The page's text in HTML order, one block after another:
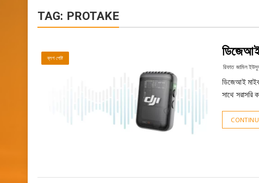
TAG: PROTAKE
ব্লগ পোষ্ট
রিফাত জামিল
ডিজেআই
সাথে সরাসরি